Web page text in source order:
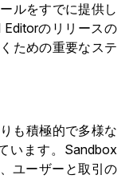
ルをすでに提供し
のリリースの
ための重要なステ
も積極的で多様な
います。Sandbox
ユーザーと取引の